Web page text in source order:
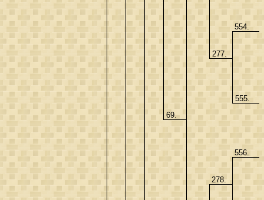
69.
277.
554.
555.
278.
556.